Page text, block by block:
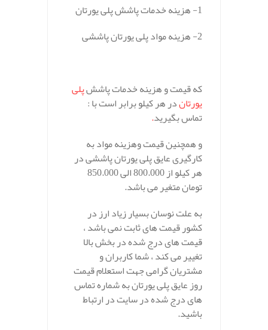
1- هزینه خدمات پاشش پلی یورتان
2- هزینه مواد پلی یورتان پاششی
که قیمت و هزینه خدمات پاششپلی
یورتاندر هر کیلو برابر است با :
تماس بگیرید.
و همچنین قیمت وهزینه مواد به
کارگیری عایق پلی یورتان پاششی در
هر کیلو از 800.000 الی 850.000
تومان متغیر می باشد.
به علت نوسان بسیار زیاد ارز در
کشور قیمت های ثابت نمی باشد ،
قیمت های درج شده در بخش بالا
تغییر می کند ، شما کاربران و
مشتریان گرامی جهت استعلام قیمت
روز عایق پلی یورتان به شماره تماس
های درج شده در سایت در ارتباط
باشید.